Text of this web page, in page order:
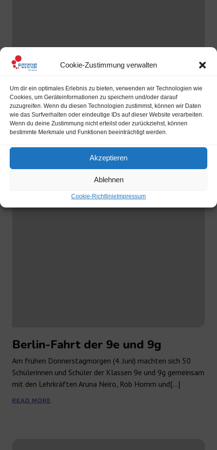
Cookie-Zustimmung verwalten
Um dir ein optimales Erlebnis zu bieten, verwenden wir Technologien wie
Cookies, um Geräteinformationen zu speichern und/oder darauf
zuzugreifen. Wenn du diesen Technologien zustimmst, können wir Daten
wie das Surfverhalten oder eindeutige IDs auf dieser Website verarbeiten.
Wenn du deine Zustimmung nicht erteilst oder zurückziehst, können
bestimmte Merkmale und Funktionen beeinträchtigt werden.
Akzeptieren
Ablehnen
Cookie-RichtlinieImpressum
SPD gewinnt Juniorwahl am
Gymnasium Walsrode
Bereits zum wiederholten Mal nahm das Gymnasium
Walsrode im Rahmen der Bundestagswahl an der parallel
stattfindenden Juniorwahl teil. Hierbei können Schülerinnen
Berlin-Fahrt der 9e und 9g
Am frühen Donnerstagmorgen (4. Juni) machten sich 50
Schülerinnen und Schüler der Klassen 9e und 9g gemeinsam
mit den Lehrkräften Aruna Neiro, Rob Homm und[…]
READ MORE